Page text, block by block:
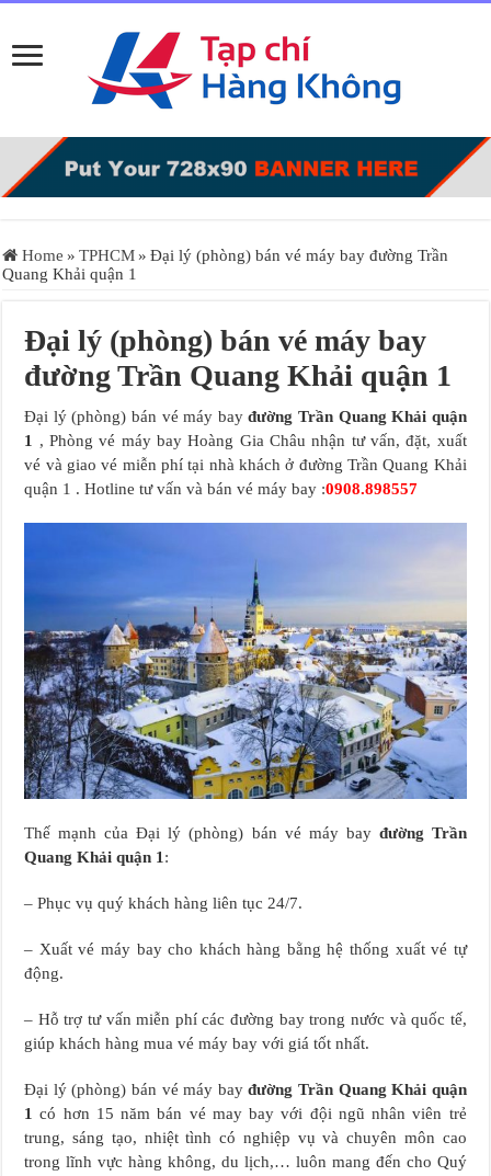
Home » TPHCM » Đại lý (phòng) bán vé máy bay đường Trần
Quang Khải quận 1
Đại lý (phòng) bán vé máy bay
đường Trần Quang Khải quận 1
Đại lý (phòng) bán vé máy bayđường Trần Quang Khải quận
1 , Phòng vé máy bay Hoàng Gia Châu nhận tư vấn, đặt, xuất
vé và giao vé miễn phí tại nhà khách ở đường Trần Quang Khải
quận 1 . Hotline tư vấn và bán vé máy bay :0908.898557
Thế mạnh của Đại lý (phòng) bán vé máy bay đường Trần
Quang Khải quận 1:
– Phục vụ quý khách hàng liên tục 24/7.
– Xuất vé máy bay cho khách hàng bằng hệ thống xuất vé tự
động.
– Hỗ trợ tư vấn miễn phí các đường bay trong nước và quốc tế,
giúp khách hàng mua vé máy bay với giá tốt nhất.
Đại lý (phòng) bán vé máy bayđường Trần Quang Khải quận
1 có hơn 15 năm bán vé may bay với đội ngũ nhân viên trẻ
trung, sáng tạo, nhiệt tình có nghiệp vụ và chuyên môn cao
trong lĩnh vực hàng không, du lịch,… luôn mang đến cho Quý